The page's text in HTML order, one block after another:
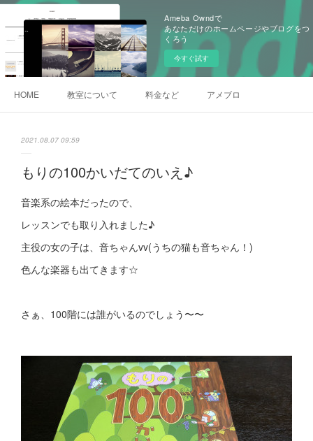
Ameba Owndで
あなただけのホームページやブログをつ
くろう
今すぐ試す
HOME 教室について 料金など アメブロ
2021.08.07 09:59
もりの100かいだてのいえ♪
音楽系の絵本だったので、
レッスンでも取り入れました♪
主役の女の子は、音ちゃんvv(うちの猫も音ちゃん！)
色んな楽器も出てきます☆
さぁ、100階には誰がいるのでしょう〜〜